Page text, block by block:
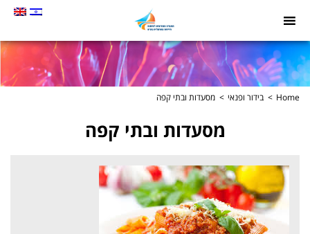
כקישור
לעמוד
הבית
Home בידור ופנאי מסעדות ובתי קפה
מסעדות ובתי קפה